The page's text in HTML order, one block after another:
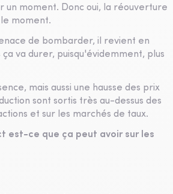
moment. Donc oui, la réouverture
moment.
de bombarder, il revient en
va durer, puisqu'évidemment, plus
mais aussi une hausse des prix
sont sortis très au-dessus des
et sur les marchés de taux.
est-ce que ça peut avoir sur les